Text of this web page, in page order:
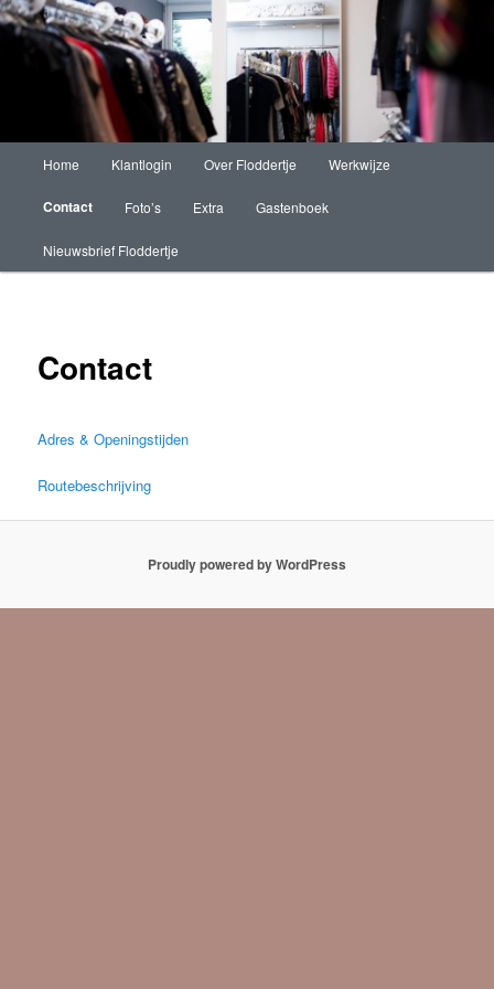
Floddertje Fashion
Skip
to
primary
Home Klantlogin Over Floddertje Werkwijze
Contact Foto’s Extra Gastenboek
Nieuwsbrief Floddertje
Contact
Adres & Openingstijden
Routebeschrijving
Proudly powered by WordPress